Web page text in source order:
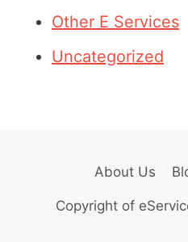
Other E Services
Uncategorized
About Us
Copyright of